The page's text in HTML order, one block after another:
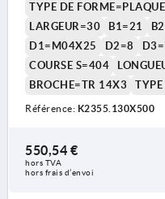
TYPE DE
LARGEUR=30
B1=21
D1=M04X25
D2=8
COURSE S=404
BROCHE=TR 14X3
Référence: K2355.130X500
550,54 €
hors TVA
hors frais d’envoi